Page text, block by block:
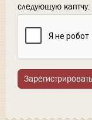
следующую каптчу: